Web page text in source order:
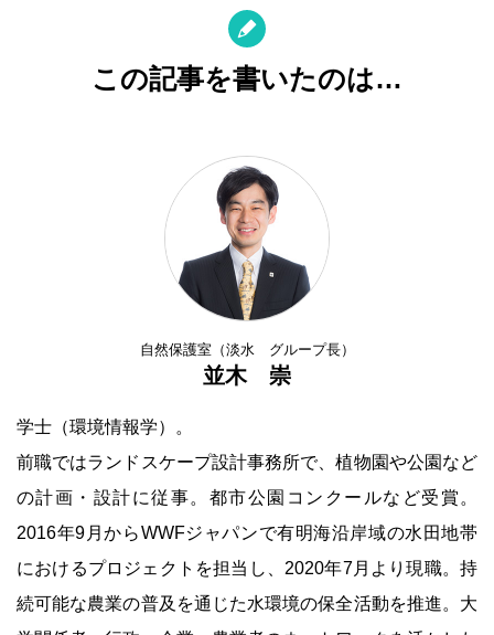
この記事を書いたのは…
自然保護室（淡水 グループ長）
並木 崇
学士（環境情報学）。
前職ではランドスケープ設計事務所で、植物園や公園など
の計画・設計に従事。都市公園コンクールなど受賞。
2016年9月からWWFジャパンで有明海沿岸域の水田地帯
におけるプロジェクトを担当し、2020年7月より現職。持
続可能な農業の普及を通じた水環境の保全活動を推進。大